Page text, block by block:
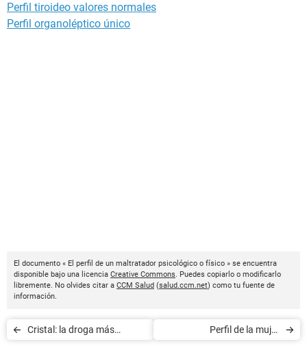
Perfil tiroideo valores normales
Perfil organoléptico único
El documento « El perfil de un maltratador psicológico o físico » se encuentra
disponible bajo una licencia Creative Commons. Puedes copiarlo o modificarlo
libremente. No olvides citar a CCM Salud (salud.ccm.net) como tu fuente de
información.
Cristal: la droga más
Perfil de la mujer